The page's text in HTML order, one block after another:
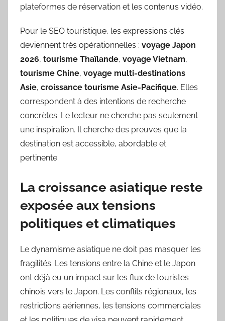
plateformes de réservation et les contenus vidéo.
Pour le SEO touristique, les expressions clés
deviennent très opérationnelles : voyage Japon
2026, tourisme Thaïlande, voyage Vietnam,
tourisme Chine, voyage multi-destinations
Asie, croissance tourisme Asie-Pacifique. Elles
correspondent à des intentions de recherche
concrètes. Le lecteur ne cherche pas seulement
une inspiration. Il cherche des preuves que la
destination est accessible, abordable et
pertinente.
La croissance asiatique reste
exposée aux tensions
politiques et climatiques
Le dynamisme asiatique ne doit pas masquer les
fragilités. Les tensions entre la Chine et le Japon
ont déjà eu un impact sur les flux de touristes
chinois vers le Japon. Les conflits régionaux, les
restrictions aériennes, les tensions commerciales